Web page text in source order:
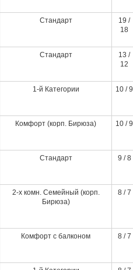
Стандарт
19 /
18
Стандарт
13 /
12
1-й Категории 10 / 9
Комфорт (корп. Бирюза) 10 / 9
Стандарт 9 / 8
2-х комн. Семейный (корп.
Бирюза)
8 / 7
Комфорт с балконом 8 / 7